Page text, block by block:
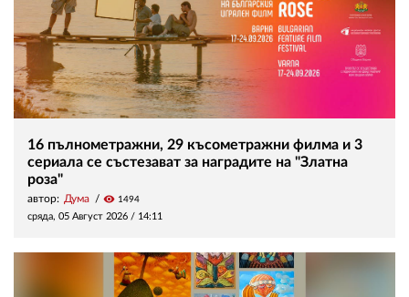
16 пълнометражни, 29 късометражни филма и 3
сериала се състезават за наградите на "Златна
роза"
автор: Дума visibility 1494
сряда, 05 Август 2026 / 14:11